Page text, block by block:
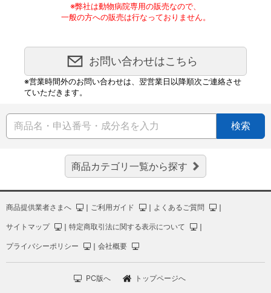
※弊社は動物病院専用の販売なので、
一般の方への販売は行なっておりません。
お問い合わせはこちら
※営業時間外のお問い合わせは、翌営業日以降順次ご連絡させ
ていただきます。
検索
商品カテゴリ一覧から探す
商品提供業者さまへ ｜ ご利用ガイド ｜ よくあるご質問 ｜
サイトマップ ｜ 特定商取引法に関する表示について ｜
プライバシーポリシー ｜ 会社概要
PC版へ トップページへ